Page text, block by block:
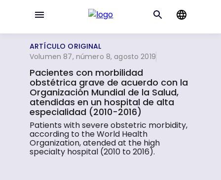
ARTÍCULO ORIGINAL
Volumen 87, número 8, agosto 2019
Pacientes con morbilidad
obstétrica grave de acuerdo con la
Organización Mundial de la Salud,
atendidas en un hospital de alta
especialidad (2010-2016)
Patients with severe obstetric morbidity,
according to the World Health
Organization, atended at the high
specialty hospital (2010 to 2016).